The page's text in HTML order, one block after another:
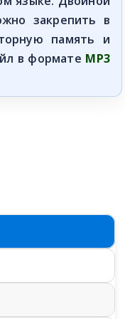
закрепить в
память и
в формате MP3
разговорному английскому.
Вам подготовиться к TOEFL
или ЕГЭ.
полгода вывожу ученика
общения, свободного